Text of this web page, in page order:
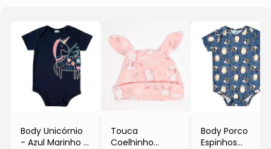
Body Unicórnio
- Azul Marinho &
Touca
Coelhinho
Body Porco
Espinhos